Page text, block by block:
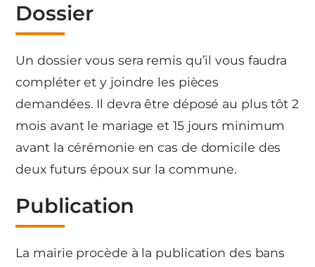
Dossier
Un dossier vous sera remis qu’il vous faudra
compléter et y joindre les pièces
demandées. Il devra être déposé au plus tôt 2
mois avant le mariage et 15 jours minimum
avant la cérémonie en cas de domicile des
deux futurs époux sur la commune.
Publication
La mairie procède à la publication des bans